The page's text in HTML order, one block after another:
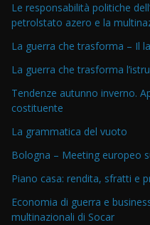
Le responsabilità politiche
petrolstato azero e la
La guerra che trasforma – Il
La guerra che trasforma
Tendenze autunno inverno.
costituente
La grammatica del vuoto
Bologna – Meeting europeo
Piano casa: rendita, sfratti e
Economia di guerra e
multinazionali di Socar